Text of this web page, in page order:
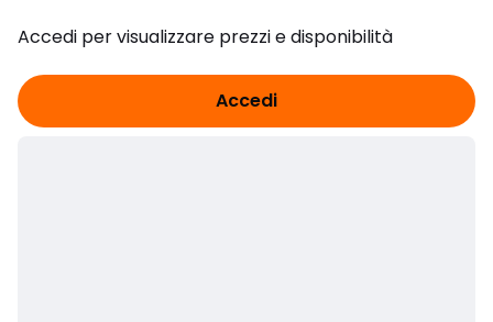
Accedi per visualizzare prezzi e disponibilità
Accedi